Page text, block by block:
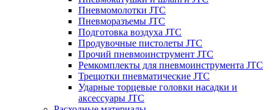
Пневмомолотки JTC
Пневморазъемы JTC
Подготовка воздуха JTC
Продувочные пистолеты JTC
Прочий пневмоинструмент JTC
Ремкомплекты для пневмоинструмента JTC
Трещотки пневматические JTC
Ударные торцевые головки насадки и
аксессуары JTC